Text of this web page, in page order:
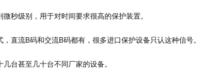
秒级别，用于对时间要求很高的保护装置。
直流B码和交流B码都有，很多进口保护设备只认这种信号。
台甚至几十台不同厂家的设备。